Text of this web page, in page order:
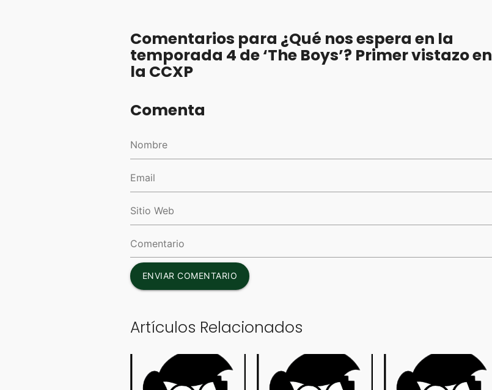
Comentarios para ¿Qué nos espera en la
temporada 4 de ‘The Boys’? Primer vistazo en
la CCXP
Comenta
ENVIAR COMENTARIO
Artículos Relacionados